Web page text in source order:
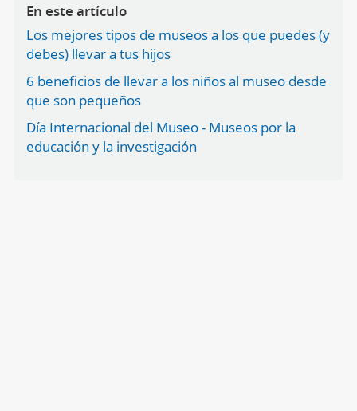
En este artículo
Los mejores tipos de museos a los que puedes (y
debes) llevar a tus hijos
6 beneficios de llevar a los niños al museo desde
que son pequeños
Día Internacional del Museo - Museos por la
educación y la investigación